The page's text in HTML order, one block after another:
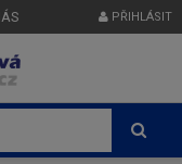
PŘIHLÁSIT